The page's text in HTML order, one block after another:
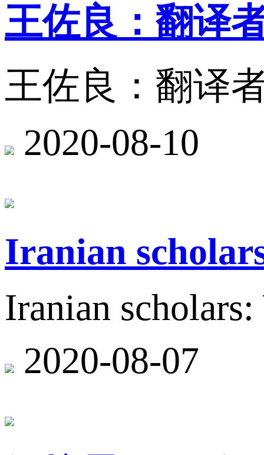
王佐良：翻译
王佐良：翻译
2020-08-10
Iranian
Iranian
2020-08-07